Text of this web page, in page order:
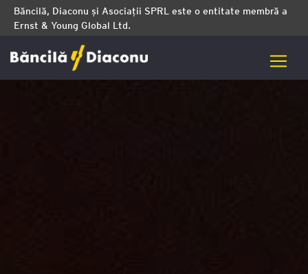
Băncilă, Diaconu și Asociații SPRL este o entitate membră a
Ernst & Young Global Ltd.